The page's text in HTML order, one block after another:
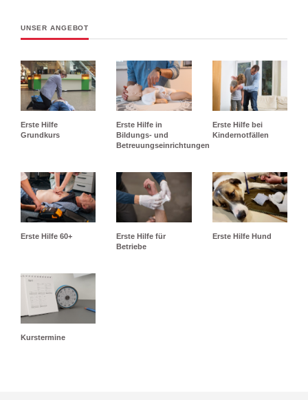
UNSER ANGEBOT
Erste Hilfe
Grundkurs
Erste Hilfe in
Bildungs- und
Betreuungseinrichtungen
Erste Hilfe bei
Kindernotfällen
Erste Hilfe 60+
Erste Hilfe für
Betriebe
Erste Hilfe Hund
Kurstermine